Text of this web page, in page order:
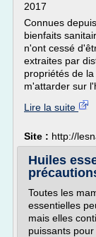
2017
Connues
bienfaits
n'ont cessé
extraites par
propriétés de
m'attarder sur
Lire la suite
Site : http://
Huiles
Toutes les
essentielles
mais elles
puissants pour